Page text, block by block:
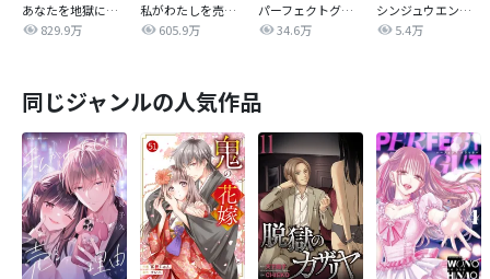
あなたを地獄に堕とすまで
829.9万
私がわたしを売る理由
605.9万
パーフェクトグリッター
34.6万
シンジュウエンド【タテヨミ】
5.4万
同じジャンルの人気作品